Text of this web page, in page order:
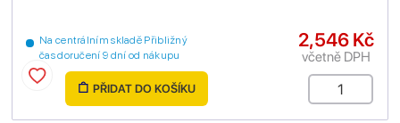
Na centrálním skladě Přibližný
čas doručení 9 dní od nákupu
2,546 Kč
včetně DPH
PŘIDAT DO KOŠÍKU